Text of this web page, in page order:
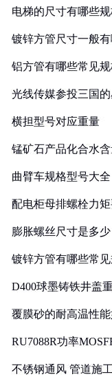
电梯的尺寸有哪些规
镀锌方管尺寸一般
铝方管有哪些常见规
光线传媒参投三国
横担型号对应重量
锰矿石产品化合水
曲臂车规格型号大全
配电柜母排螺栓力
膨胀螺丝尺寸是多少
镀锌方管有哪些常
D400球墨铸铁井盖
覆膜砂的耐高温性
RU7088R功率
不锈钢通风 管道施工